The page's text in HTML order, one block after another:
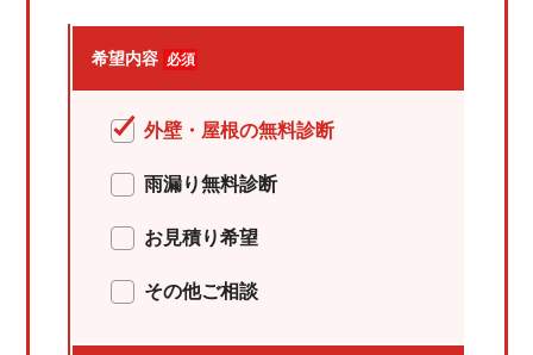
HOME
初めての方へ
選ばれる理由
希望内容 必須
外壁・屋根の無料診断
雨漏り無料診断
お見積り希望
その他ご相談